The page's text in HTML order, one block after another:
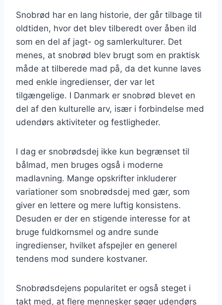
Snobrød har en lang historie, der går tilbage til
oldtiden, hvor det blev tilberedt over åben ild
som en del af jagt- og samlerkulturer. Det
menes, at snobrød blev brugt som en praktisk
måde at tilberede mad på, da det kunne laves
med enkle ingredienser, der var let
tilgængelige. I Danmark er snobrød blevet en
del af den kulturelle arv, især i forbindelse med
udendørs aktiviteter og festligheder.
I dag er snobrødsdej ikke kun begrænset til
bålmad, men bruges også i moderne
madlavning. Mange opskrifter inkluderer
variationer som snobrødsdej med gær, som
giver en lettere og mere luftig konsistens.
Desuden er der en stigende interesse for at
bruge fuldkornsmel og andre sunde
ingredienser, hvilket afspejler en generel
tendens mod sundere kostvaner.
Snobrødsdejens popularitet er også steget i
takt med, at flere mennesker søger udendørs